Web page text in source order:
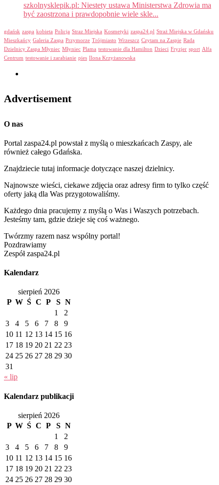
szkolnysklepik.pl: Niestety ustawa Ministerstwa Zdrowia ma
być zaostrzona i prawdopobnie wiele skle...
gdańsk zaspa kobieta Policja Straz Miejska Kosmetyki zaspa24.pl Straż Miejska w Gdańsku
Mieszkańcy Galeria Zaspa Przymorze Trójmiasto Wrzeszcz Czytam na Zaspie Rada
Dzielnicy Zaspa Młyniec Młyniec Plama testowanie dla Hamilton Dzieci Fryzjer sport Alfa
Centrum testowanie i zarabianie pies Ilona Krzyżanowska
Advertisement
O nas
Portal zaspa24.pl powstał z myślą o mieszkańcach Zaspy, ale
również całego Gdańska.
Znajdziecie tutaj informacje dotyczące naszej dzielnicy.
Najnowsze wieści, ciekawe zdjęcia oraz adresy firm to tylko część
oferty jaką dla Was przygotowaliśmy.
Każdego dnia pracujemy z myślą o Was i Waszych potrzebach.
Jesteśmy tam, gdzie dzieje się coś ważnego.
Twórzmy razem nasz wspólny portal!
Pozdrawiamy
Zespół zaspa24.pl
Kalendarz
sierpień 2026
P W Ś C P S N
1
2
3
4 5 6 7 8
9
10 11 12 13 14 15 16
17 18 19 20 21 22 23
24 25 26 27 28 29 30
31
« lip
Kalendarz publikacji
sierpień 2026
P W Ś C P S N
1
2
3
4 5 6 7 8
9
10 11 12 13 14 15 16
17 18 19 20 21 22 23
24 25 26 27 28 29 30